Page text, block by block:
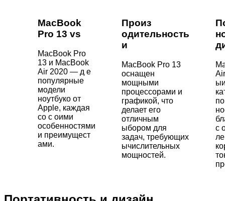
MacBook
Pro 13 vs
MacBook Pro
13 и MacBook
Air 2020 — д е
популярные
модели
ноутбуко от
Apple, каждая
со с оими
особенностями
и преимущест
ами.
Произ
одительность
и
MacBook Pro 13
оснащен
мощными
процессорами и
графикой, что
делает его
отличным
ыбором для
задач, требующих
ычислительных
мощностей.
с